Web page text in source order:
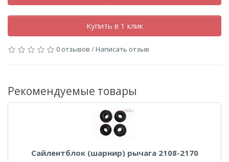
Купить в 1 клик
0 отзывов /Написать отзыв
Рекомендуемые товары
Сайлентблок (шарнир) рычага 2108-2170